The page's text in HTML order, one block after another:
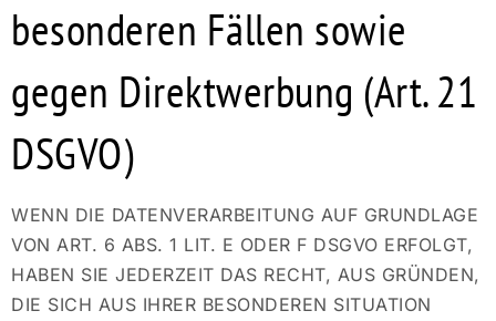
besonderen Fällen sowie
gegen Direktwerbung (Art. 21
DSGVO)
WENN DIE DATENVERARBEITUNG AUF GRUNDLAGE
VON ART. 6 ABS. 1 LIT. E ODER F DSGVO ERFOLGT,
HABEN SIE JEDERZEIT DAS RECHT, AUS GRÜNDEN,
DIE SICH AUS IHRER BESONDEREN SITUATION